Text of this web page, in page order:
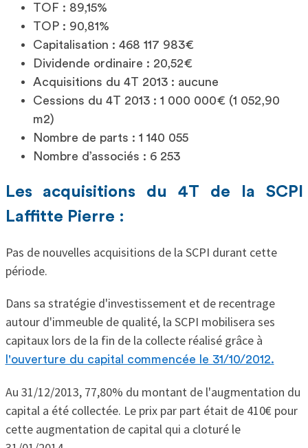
TOF : 89,15%
TOP : 90,81%
Capitalisation : 468 117 983€
Dividende ordinaire : 20,52€
Acquisitions du 4T 2013 : aucune
Cessions du 4T 2013 : 1 000 000€ (1 052,90
m2)
Nombre de parts : 1 140 055
Nombre d’associés : 6 253
Les acquisitions du 4T de la SCPI
Laffitte Pierre :
Pas de nouvelles acquisitions de la SCPI durant cette
période.
Dans sa stratégie d'investissement et de recentrage
autour d'immeuble de qualité, la SCPI mobilisera ses
capitaux lors de la fin de la collecte réalisé grâce à
l'ouverture du capital commencée le 31/10/2012.
Au 31/12/2013, 77,80% du montant de l'augmentation du
capital a été collectée. Le prix par part était de 410€ pour
cette augmentation de capital qui a cloturé le